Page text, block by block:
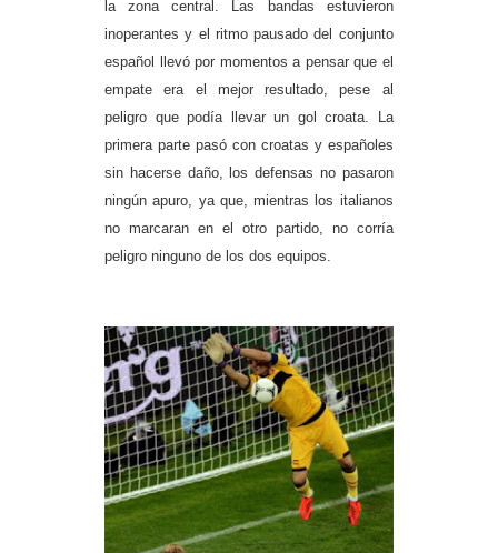
la zona central. Las bandas estuvieron
inoperantes y el ritmo pausado del conjunto
español llevó por momentos a pensar que el
empate era el mejor resultado, pese al
peligro que podía llevar un gol croata. La
primera parte pasó con croatas y españoles
sin hacerse daño, los defensas no pasaron
ningún apuro, ya que, mientras los italianos
no marcaran en el otro partido, no corría
peligro ninguno de los dos equipos.